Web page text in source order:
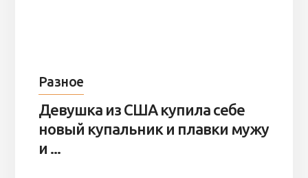
Разное
Девушка из США купила себе
новый купальник и плавки мужу
и ...